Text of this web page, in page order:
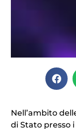
Nell’ambito
di Stato presso